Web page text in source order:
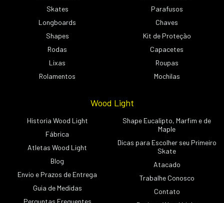
Skates
Longboards
Shapes
Rodas
Lixas
Rolamentos
Parafusos
Chaves
Kit de Proteção
Capacetes
Roupas
Mochilas
Wood Light
Historia Wood Light
Fábrica
Atletas Wood Light
Blog
Envio e Prazos de Entrega
Guia de Medidas
Perguntas Frequentes
Shape Eucalipto, Marfim e de
Maple
Dicas para Escolher seu Primeiro
Skate
Atacado
Trabalhe Conosco
Contato